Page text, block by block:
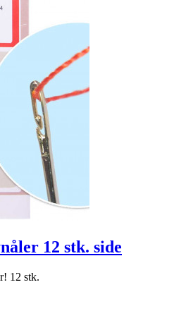
12 stk. side
12 stk.